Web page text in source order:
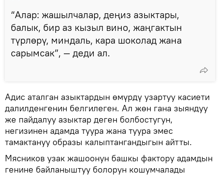
“Алар: жашылчалар, деңиз азыктары,
балык, бир аз кызыл вино, жаңгактын
түрлөрү, миндаль, кара шоколад жана
сарымсак”, — деди ал.
Адис аталган азыктардын өмүрдү узартуу касиети
далилденгенин белгилеген. Ал жөн гана зыяндуу
же пайдалуу азыктар деген болбостугун,
негизинен адамда туура жана туура эмес
тамактануу образы калыптангандыгын айтты.
Мясников узак жашоонун башкы фактору адамдын
генине байланыштуу болорун кошумчалады